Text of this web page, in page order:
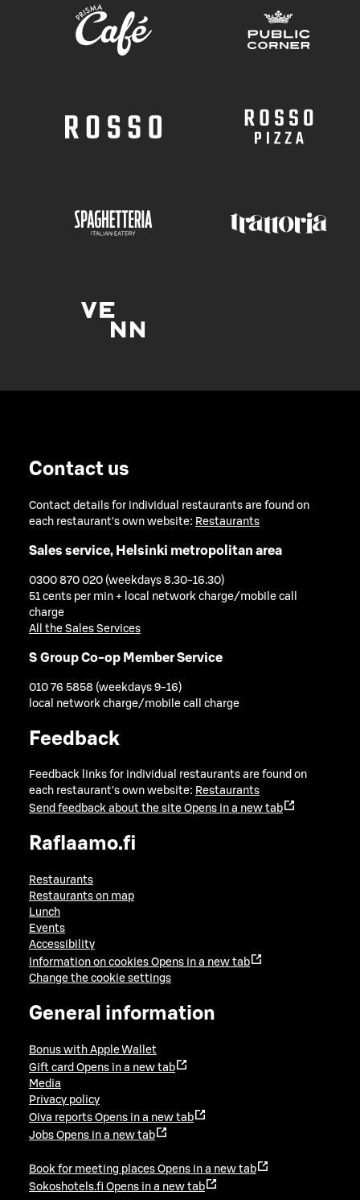
Contact us
Contact details for individual restaurants are found on
each restaurant's own website: Restaurants
Sales service, Helsinki metropolitan area
0300 870 020 (weekdays 8.30-16.30)
51 cents per min + local network charge/mobile call
charge
All the Sales Services
S Group Co-op Member Service
010 76 5858 (weekdays 9-16)
local network charge/mobile call charge
Feedback
Feedback links for individual restaurants are found on
each restaurant's own website: Restaurants
Send feedback about the site Opens in a new tab
Raflaamo.fi
Restaurants
Restaurants on map
Lunch
Events
Accessibility
Information on cookies Opens in a new tab
Change the cookie settings
General information
Bonus with Apple Wallet
Gift card Opens in a new tab
Media
Privacy policy
Oiva reports Opens in a new tab
Jobs Opens in a new tab
Book for meeting places Opens in a new tab
Sokoshotels.fi Opens in a new tab